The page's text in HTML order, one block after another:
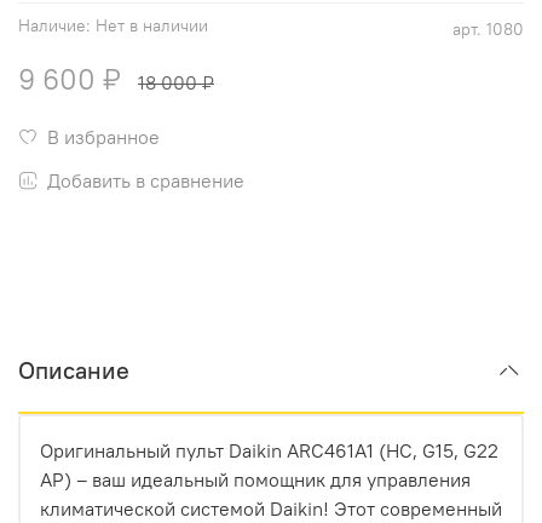
арт. 1080
Наличие: Нет в наличии
9 600 ₽ 18 000 ₽
В избранное
Добавить в сравнение
Описание
Оригинальный пульт Daikin ARC461A1 (HC, G15, G22
AP) – ваш идеальный помощник для управления
климатической системой Daikin! Этот современный